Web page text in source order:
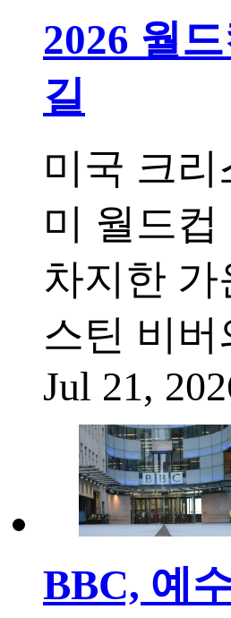
2026 월
길
미국 크
미 월드
차지한
스틴 비
Jul 21,
BBC, 예